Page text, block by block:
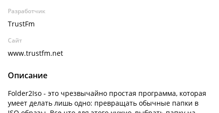
Разработчик
TrustFm
Сайт
www.trustfm.net
Описание
Folder2Iso - это чрезвычайно простая программа, которая
умеет делать лишь одно: превращать обычные папки в